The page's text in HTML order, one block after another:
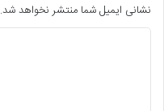
نشانی ایمیل شما منتشر نخواهد شد.